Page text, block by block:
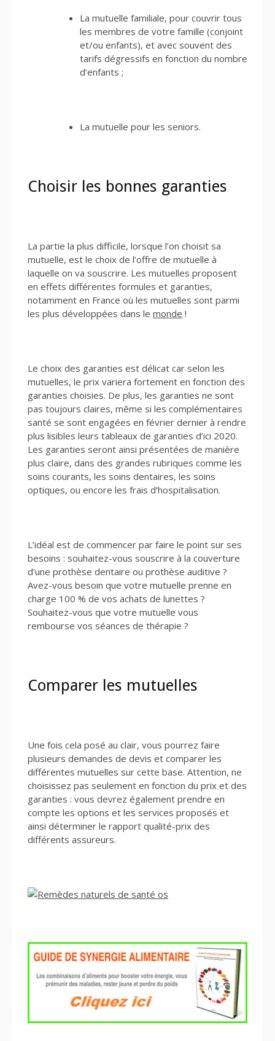
La mutuelle familiale, pour couvrir tous
les membres de votre famille (conjoint
et/ou enfants), et avec souvent des
tarifs dégressifs en fonction du nombre
d’enfants ;
La mutuelle pour les seniors.
Choisir les bonnes garanties
La partie la plus difficile, lorsque l’on choisit sa
mutuelle, est le choix de l’offre de mutuelle à
laquelle on va souscrire. Les mutuelles proposent
en effets différentes formules et garanties,
notamment en France où les mutuelles sont parmi
les plus développées dans le monde !
Le choix des garanties est délicat car selon les
mutuelles, le prix variera fortement en fonction des
garanties choisies. De plus, les garanties ne sont
pas toujours claires, même si les complémentaires
santé se sont engagées en février dernier à rendre
plus lisibles leurs tableaux de garanties d’ici 2020.
Les garanties seront ainsi présentées de manière
plus claire, dans des grandes rubriques comme les
soins courants, les soins dentaires, les soins
optiques, ou encore les frais d’hospitalisation.
L’idéal est de commencer par faire le point sur ses
besoins : souhaitez-vous souscrire à la couverture
d’une prothèse dentaire ou prothèse auditive ?
Avez-vous besoin que votre mutuelle prenne en
charge 100 % de vos achats de lunettes ?
Souhaitez-vous que votre mutuelle vous
rembourse vos séances de thérapie ?
Comparer les mutuelles
Une fois cela posé au clair, vous pourrez faire
plusieurs demandes de devis et comparer les
différentes mutuelles sur cette base. Attention, ne
choisissez pas seulement en fonction du prix et des
garanties : vous devrez également prendre en
compte les options et les services proposés et
ainsi déterminer le rapport qualité-prix des
différents assureurs.